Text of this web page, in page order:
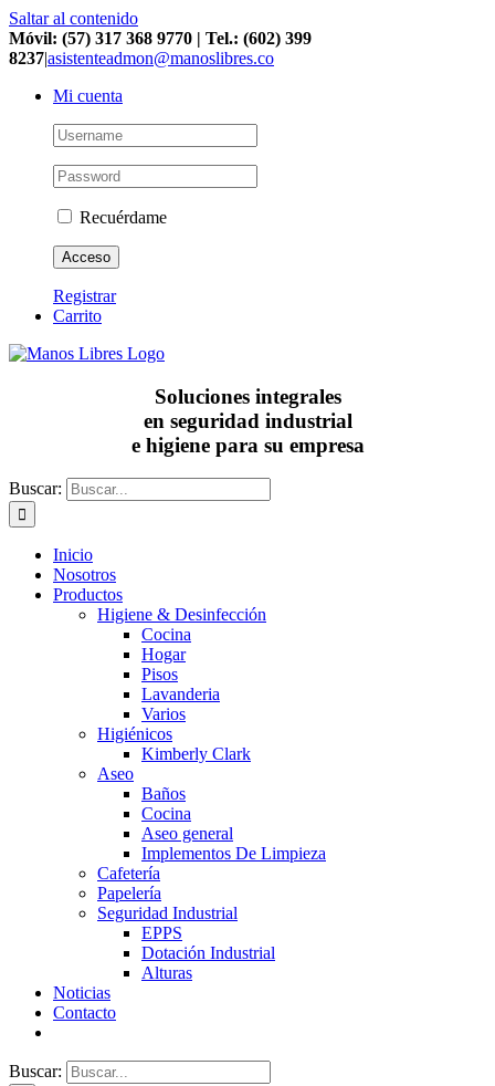
Saltar al contenido
Móvil: (57) 317 368 9770 | Tel.: (602) 399
8237|asistenteadmon@manoslibres.co
Mi cuenta
Recuérdame
Registrar
Carrito
Soluciones integrales
en seguridad industrial
e higiene para su empresa
Buscar:
Inicio
Nosotros
Productos
Higiene & Desinfección
Cocina
Hogar
Pisos
Lavanderia
Varios
Higiénicos
Kimberly Clark
Aseo
Baños
Cocina
Aseo general
Implementos De Limpieza
Cafetería
Papelería
Seguridad Industrial
EPPS
Dotación Industrial
Alturas
Noticias
Contacto
Buscar: